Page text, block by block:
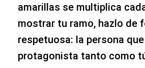
amarillas se multiplica
mostrar tu ramo, hazlo de
respetuosa: la persona
protagonista tanto como